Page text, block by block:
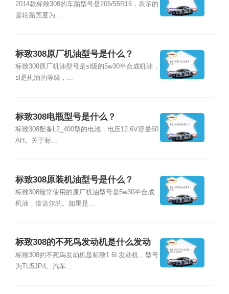
2014款标致308的车胎型号是205/55R16，表示的
是轮胎宽度为...
标致308原厂机油型号是什么？
标致308原厂机油型号是sl级的5w30半合成机油，
sl是机油的等级，...
标致308电瓶型号是什么？
标致308配备L2_400型的电池，电压12.6V容量60
AH。关于标...
标致308原装机油型号是什么？
标致308最常使用的原厂机油型号是5w30半合成
机油，道达尔的。如果是...
标致308的不死鸟发动机是什么发动
机？
标致308的不死鸟发动机是标致1.6L发动机，型号
为TU5JP4。汽车...